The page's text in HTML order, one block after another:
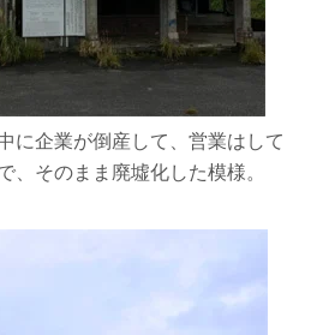
に企業が倒産して、営業はして
、そのまま廃墟化した模様。